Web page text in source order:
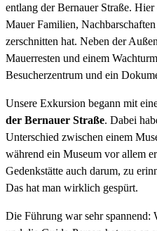
entlang der Bernauer Straße.
Mauer Familien,
zerschnitten hat. Neben der
Mauerresten und einem
Besucherzentrum und ein
Unsere Exkursion begann mit
der Bernauer Straße. Dabei
Unterschied zwischen einem
während ein Museum vor allem
Gedenkstätte auch darum, zu
Das hat man wirklich gespürt.
Die Führung war sehr spannend: